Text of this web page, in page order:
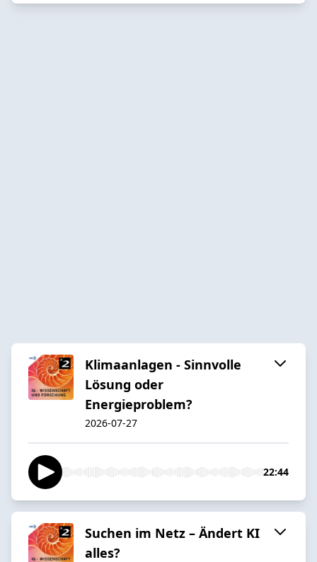
Klimaanlagen - Sinnvolle
Lösung oder
Energieproblem?
2026-07-27
22:44
Suchen im Netz – Ändert KI
alles?